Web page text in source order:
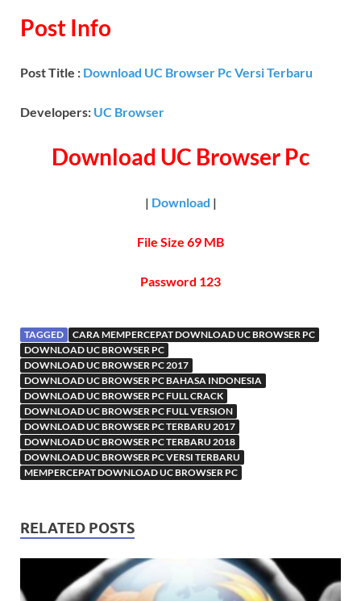
Post Info
Post Title : Download UC Browser Pc Versi Terbaru
Developers: UC Browser
Download UC Browser Pc
| Download |
File Size 69 MB
Password 123
TAGGED
CARA MEMPERCEPAT DOWNLOAD UC BROWSER PC
DOWNLOAD UC BROWSER PC
DOWNLOAD UC BROWSER PC 2017
DOWNLOAD UC BROWSER PC BAHASA INDONESIA
DOWNLOAD UC BROWSER PC FULL CRACK
DOWNLOAD UC BROWSER PC FULL VERSION
DOWNLOAD UC BROWSER PC TERBARU 2017
DOWNLOAD UC BROWSER PC TERBARU 2018
DOWNLOAD UC BROWSER PC VERSI TERBARU
MEMPERCEPAT DOWNLOAD UC BROWSER PC
RELATED POSTS